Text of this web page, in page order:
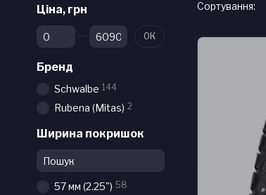
Сортування:
Ціна, грн
Від Ціна, грн
До Ціна, грн ОК
Бренд
Schwalbe 144
Rubena (Mitas) 2
Ширина покришок
57 мм (2.25") 58